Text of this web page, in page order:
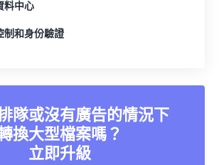
料中心
制和身份驗證
隊或沒有廣告的情況下
換大型檔案嗎？
立即升級